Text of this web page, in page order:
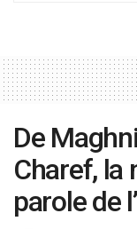
De
Charef, la
parole de